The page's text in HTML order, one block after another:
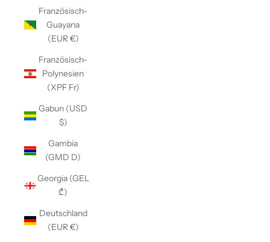
Französisch-
Guayana
(EUR €)
Französisch-
Polynesien
(XPF Fr)
Gabun (USD
$)
Gambia
(GMD D)
Georgia (GEL
₾)
Deutschland
(EUR €)